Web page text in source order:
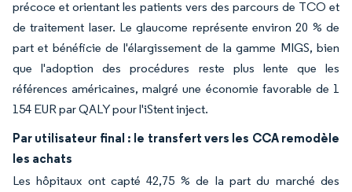
précoce et orientant les patients vers des parcours de TCO et
de traitement laser. Le glaucome représente environ 20 % de
part et bénéficie de l'élargissement de la gamme MIGS, bien
que l'adoption des procédures reste plus lente que les
références américaines, malgré une économie favorable de 1
154 EUR par QALY pour l'iStent inject.
Par utilisateur final : le transfert vers les CCA remodèle
les achats
Les hôpitaux ont capté 42,75 % de la part du marché des